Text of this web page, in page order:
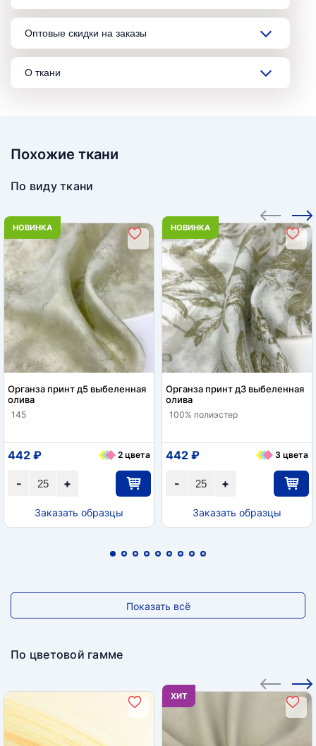
Оптовые скидки на заказы
О ткани
Похожие ткани
По виду ткани
НОВИНКА
Органза принт д5 выбеленная
олива
145
+
-
442 ₽ 2 цвета
Заказать образцы
НОВИНКА
Органза принт д3 выбеленная
олива
100% полиэстер
+
-
442 ₽ 3 цвета
Заказать образцы
Показать всё
По цветовой гамме
ХИТ